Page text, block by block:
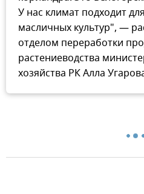
У нас климат подходит
масличных культур", —
отделом переработки
растениеводства
хозяйства РК Алла